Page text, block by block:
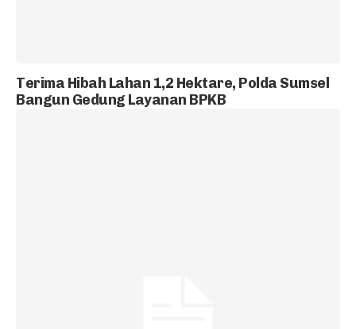
Terima Hibah Lahan 1,2 Hektare, Polda Sumsel
Bangun Gedung Layanan BPKB